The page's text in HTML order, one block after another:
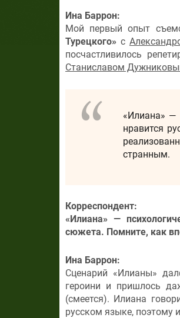
Ина Баррон:
Мой первый опыт
Турецкого» с
посчастливилось
Станиславом
«Илиана» —
нравится
странным.
Корреспондент:
«Илиана» —
сюжета. Помните, как
Ина Баррон:
Сценарий «Илианы»
героини и пришлось
(смеется). Илиана
русском языке, поэтому